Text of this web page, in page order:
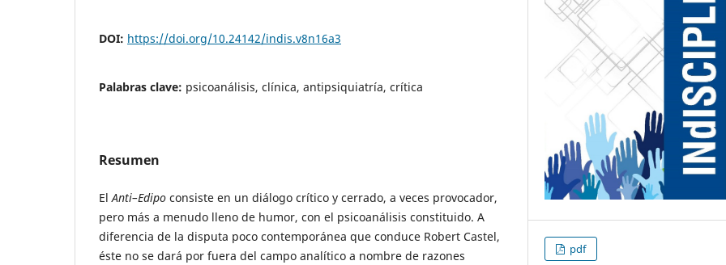
DOI: https://doi.org/10.24142/indis.v8n16a3
Palabras clave: psicoanálisis, clínica, antipsiquiatría, crítica
Resumen
ElAnti–Edipo consiste en un diálogo crítico y cerrado, a veces provocador,
pero más a menudo lleno de humor, con el psicoanálisis constituido. A
diferencia de la disputa poco contemporánea que conduce Robert Castel,
éste no se dará por fuera del campo analítico a nombre de razones
pdf